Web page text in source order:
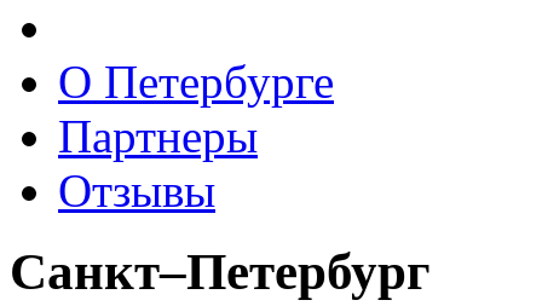
О Петербурге
Партнеры
Отзывы
Санкт–Петербург